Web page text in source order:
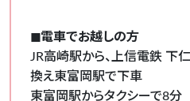
◼︎電車でお越しの方
JR高崎駅から、上信電鉄 下
換え東富岡駅で下車
東富岡駅からタクシーで8分